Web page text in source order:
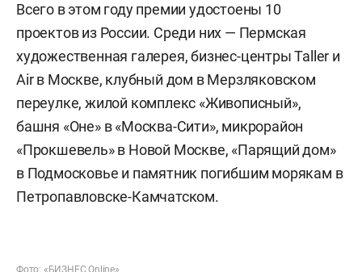
Всего в этом году премии удостоены 10
проектов из России. Среди них — Пермская
художественная галерея, бизнес-центры Taller и
Air в Москве, клубный дом в Мерзляковском
переулке, жилой комплекс «Живописный»,
башня «Оне» в «Москва-Сити», микрорайон
«Прокшевель» в Новой Москве, «Парящий дом»
в Подмосковье и памятник погибшим морякам в
Петропавловске-Камчатском.
Фото: «БИЗНЕС Online»